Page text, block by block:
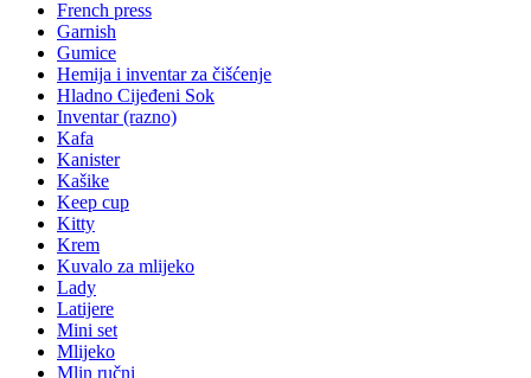
French press
Garnish
Gumice
Hemija i inventar za čišćenje
Hladno Cijeđeni Sok
Inventar (razno)
Kafa
Kanister
Kašike
Keep cup
Kitty
Krem
Kuvalo za mlijeko
Lady
Latijere
Mini set
Mlijeko
Mlin ručni